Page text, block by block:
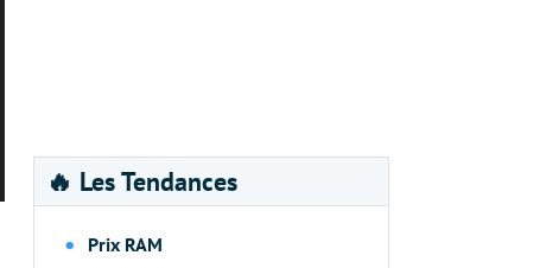
🔥 Les Tendances
Prix RAM